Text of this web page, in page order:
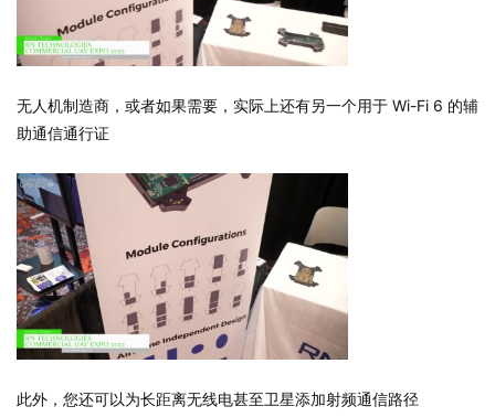
无人机制造商，或者如果需要，实际上还有另一个用于 Wi-Fi 6 的辅
助通信通行证
此外，您还可以为长距离无线电甚至卫星添加射频通信路径